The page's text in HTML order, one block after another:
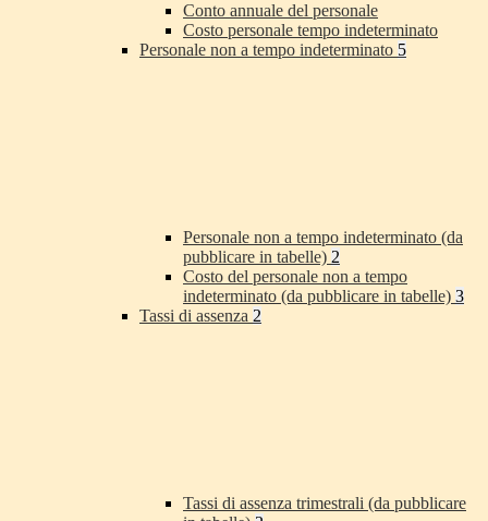
Conto annuale del personale
Costo personale tempo indeterminato
Personale non a tempo indeterminato 5
Personale non a tempo indeterminato (da
pubblicare in tabelle) 2
Costo del personale non a tempo
indeterminato (da pubblicare in tabelle) 3
Tassi di assenza 2
Tassi di assenza trimestrali (da pubblicare